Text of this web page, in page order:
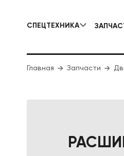
СПЕЦТЕХНИКА
КОММУНАЛЬНАЯ
Главная Запчасти